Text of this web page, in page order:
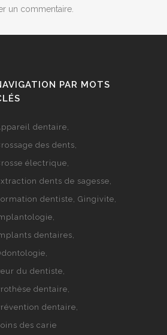
un commentaire.
PAR MOTS
dentaire
des dents
électrique
dents de sagesse
dentiste
Gingivite
dentaires
du dentiste
dentaire
dentaire
des carie